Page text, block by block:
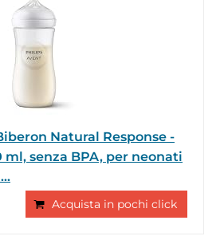
Natural Response -
ml, senza BPA, per neonati
Acquista in pochi click